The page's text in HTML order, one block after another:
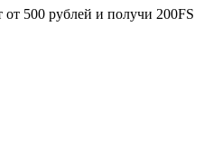
500 рублей и получи 200FS